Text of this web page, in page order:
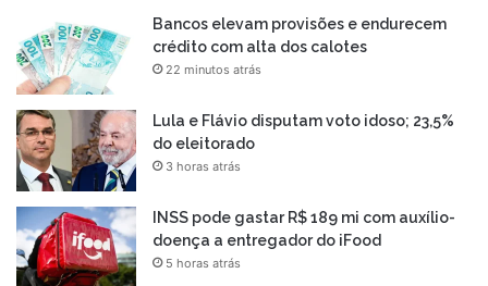
Bancos elevam provisões e endurecem
crédito com alta dos calotes
22 minutos atrás
Lula e Flávio disputam voto idoso; 23,5%
do eleitorado
3 horas atrás
INSS pode gastar R$ 189 mi com auxílio-
doença a entregador do iFood
5 horas atrás